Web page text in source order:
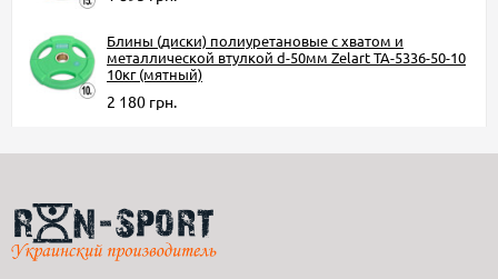
Блины (диски) полиуретановые с хватом и
металлической втулкой d-50мм Zelart TA-5336-50-10
10кг (мятный)
2 180 грн.